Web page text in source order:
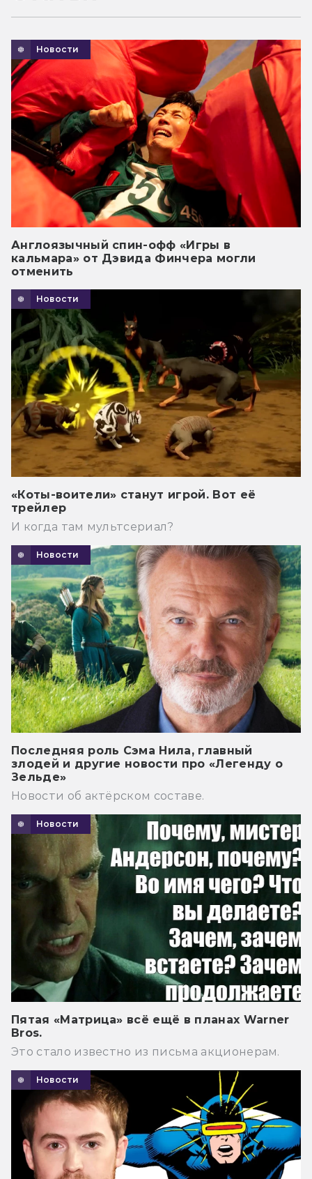
Новости
Англоязычный спин-офф «Игры в
кальмара» от Дэвида Финчера могли
отменить
Новости
«Коты-воители» станут игрой. Вот её
трейлер
И когда там мультсериал?
Новости
Последняя роль Сэма Нила, главный
злодей и другие новости про «Легенду о
Зельде»
Новости об актёрском составе.
Новости
Пятая «Матрица» всё ещё в планах Warner
Bros.
Это стало известно из письма акционерам.
Новости